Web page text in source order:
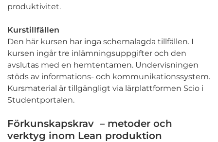
produktivitet.
Kurstillfällen
Den här kursen har inga schemalagda tillfällen. I
kursen ingår tre inlämningsuppgifter och den
avslutas med en hemtentamen. Undervisningen
stöds av informations- och kommunikationssystem.
Kursmaterial är tillgängligt via lärplattformen Scio i
Studentportalen.
Förkunskapskrav – metoder och
verktyg inom Lean produktion